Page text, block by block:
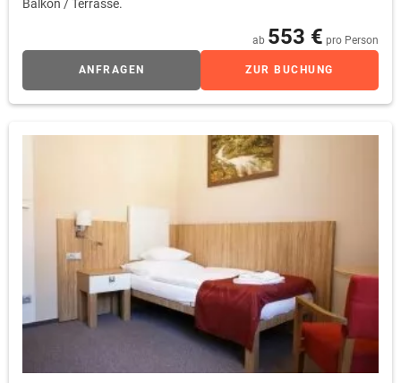
Balkon / Terrasse.
ab 553 € pro Person
ANFRAGEN ZUR BUCHUNG